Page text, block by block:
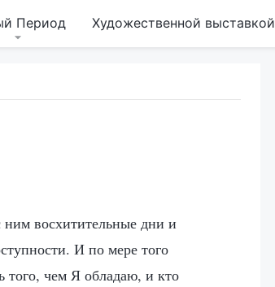
Период Художественной выставкой
ним восхитительные дни и
И по мере того
того, чем Я обладаю, и кто